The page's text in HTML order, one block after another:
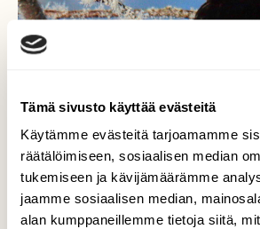
Tämä sivusto käyttää evästeitä
Käytämme evästeitä tarjoamamme
räätälöimiseen, sosiaalisen median
tukemiseen ja kävijämäärämme
jaamme sosiaalisen median,
alan kumppaneillemme tietoja siitä,